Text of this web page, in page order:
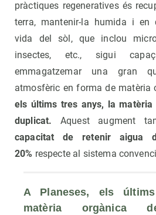
pràctiques regeneratives és
terra, mantenir-la humida i en
vida del sòl, que inclou
insectes, etc., sigui
emmagatzemar una gran
atmosfèric en forma de matèria
els últims tres anys, la matèria
duplicat. Aquest augment
capacitat de retenir
20% respecte al sistema
A Planeses, els
matèria orgànica